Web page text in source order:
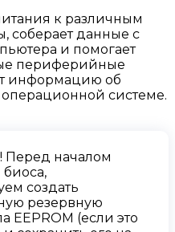
к различным
соберает данные с
и помогает
периферийные
информацию об
системе.
Перед началом
создать
резервную
EEPROM (если это